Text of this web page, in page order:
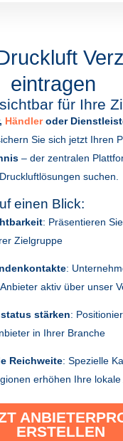
eintragen
für Ihre
Händleroder
Sie sich jetzt Ihren
– der zentralen
suchen.
einen Blick:
: Präsentieren
Zielgruppe
:
aktiv über unser
stärken:
in Ihrer Branche
Reichweite: Spezielle
erhöhen Ihre
ERSTELLEN